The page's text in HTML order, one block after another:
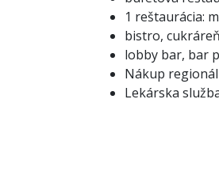
1 reštaurácia:
bistro,
lobby bar, bar
Nákup
Lekárska